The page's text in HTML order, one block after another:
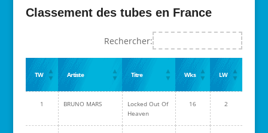
Classement des tubes en France
Rechercher:
TW Artiste Titre Wks LW
1 BRUNO MARS
Locked Out Of
Heaven
16 2